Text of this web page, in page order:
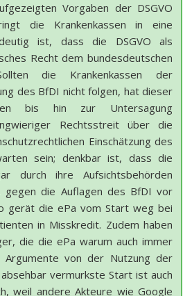
Vorgaben der DSGVO
die Krankenkassen in eine
ist, dass die DSGVO als
Recht dem bundesdeutschen
die Krankenkassen der
des BfDI nicht folgen, hat dieser
bis hin zur Untersagung
Rechtsstreit über die
Einschätzung des
sein; denkbar ist, dass die
durch ihre Aufsichtsbehörden
gegen die Auflagen des BfDI vor
gerät die ePa vom Start weg bei
in Misskredit. Zudem haben
die die ePa warum auch immer
Argumente von der Nutzung der
vermurkste Start ist auch
weil andere Akteure wie Google